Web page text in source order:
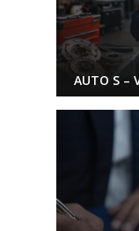
AUTO S –